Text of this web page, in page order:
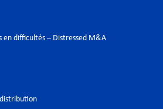
en difficultés – Distressed M&A